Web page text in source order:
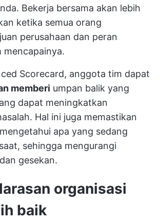
Bekerja bersama akan lebih
ketika semua orang
perusahaan dan peran
mencapainya.
Scorecard, anggota tim dapat
memberi umpan balik yang
dapat meningkatkan
Hal ini juga memastikan
apa yang sedang
sehingga mengurangi
gesekan.
organisasi
baik